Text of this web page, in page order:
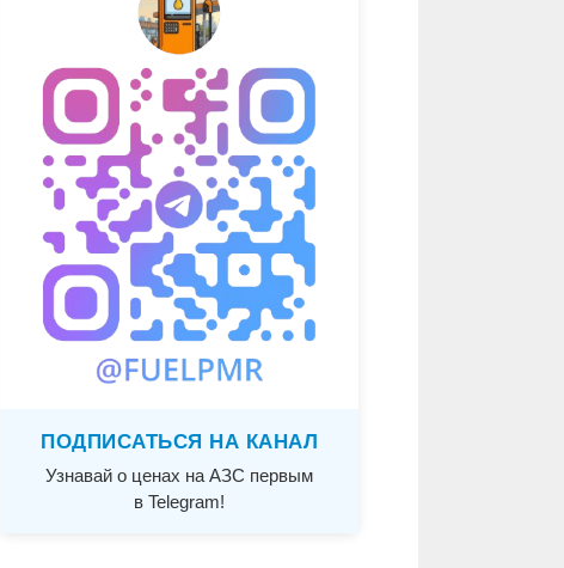
ПОДПИСАТЬСЯ НА КАНАЛ
Узнавай о ценах на АЗС первым
в Telegram!